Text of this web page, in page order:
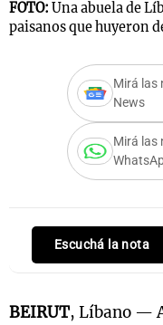
FOTO: Una abuela de
paisanos que huyeron
Mirá las
News
Mirá las
Escuchá la nota
BEIRUT, Líbano —